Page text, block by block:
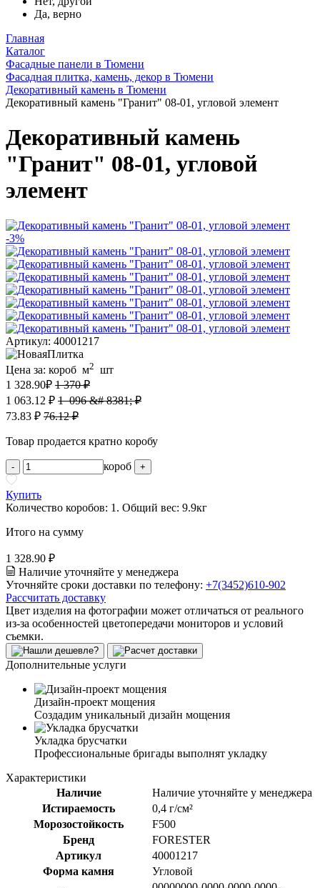
Да, верно
Главная
Каталог
Фасадные панели в Тюмени
Фасадная плитка, камень, декор в Тюмени
Декоративный камень в Тюмени
Декоративный камень "Гранит" 08-01, угловой элемент
Декоративный камень
"Гранит" 08-01, угловой
элемент
-3%
Артикул: 40001217
Цена за: короб м2 шт
1 328.90₽ 1 370 ₽
1 063.12 ₽ 1 096 &# 8381; ₽
73.83 ₽ 76.12 ₽
Товар продается кратно коробу
- короб +
Купить
Количество коробов: 1 . Общий вес: 9.9кг
Итого на сумму
1 328.90 ₽
Наличие уточняйте у менеджера
Уточняйте сроки доставки по телефону: +7(3452)610-902
Рассчитать доставку
Цвет изделия на фотографии может отличаться от реального
из-за особенностей цветопередачи мониторов и условий
съемки.
Дополнительные услуги
Дизайн-проект мощения
Создадим уникальный дизайн мощения
Укладка брусчатки
Профессиональные бригады выполнят укладку
Характеристики
Наличие
Наличие уточняйте у менеджера
Истираемость
0,4 г/см²
Морозостойкость
F500
Бренд
FORESTER
Артикул
40001217
Форма камня
Угловой